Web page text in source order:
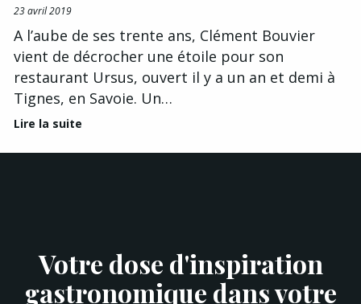
23 avril 2019
A l’aube de ses trente ans, Clément Bouvier
vient de décrocher une étoile pour son
restaurant Ursus, ouvert il y a un an et demi à
Tignes, en Savoie. Un…
Lire la suite
Votre dose d'inspiration
gastronomique dans votre